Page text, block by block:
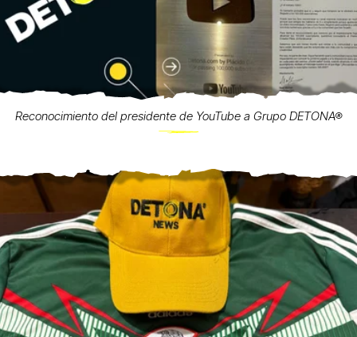
Reconocimiento del presidente de YouTube a Grupo DETONA®